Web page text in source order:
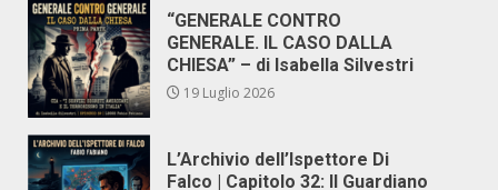
“GENERALE CONTRO
GENERALE. IL CASO DALLA
CHIESA” – di Isabella Silvestri
19 Luglio 2026
L’Archivio dell’Ispettore Di
Falco | Capitolo 32: Il Guardiano